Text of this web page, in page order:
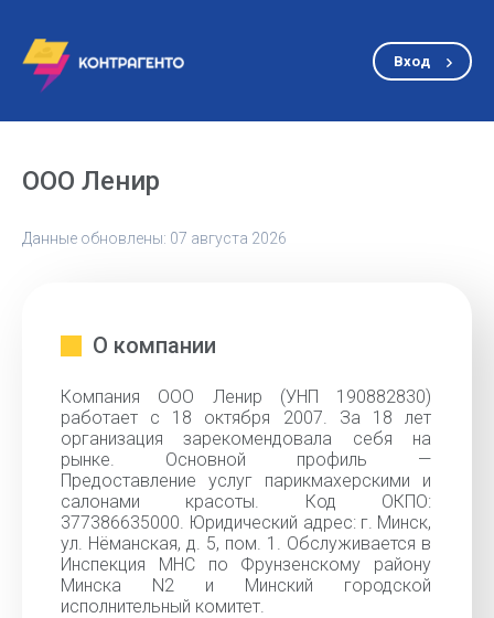
Вход
ООО Ленир
Данные обновлены: 07 августа 2026
О компании
Компания ООО Ленир (УНП 190882830)
работает с 18 октября 2007. За 18 лет
организация зарекомендовала себя на
рынке. Основной профиль —
Предоставление услуг парикмахерскими и
салонами красоты. Код ОКПО:
377386635000. Юридический адрес: г. Минск,
ул. Нёманская, д. 5, пом. 1. Обслуживается в
Инспекция МНС по Фрунзенскому району
Минска N2 и Минский городской
исполнительный комитет.